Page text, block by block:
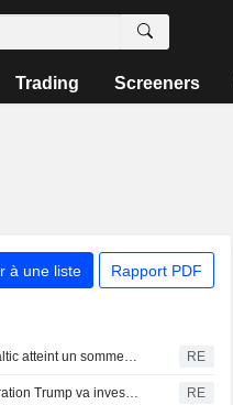
Trading Screeners
à une liste Rapport PDF
L'indice Baltic atteint un sommet de plus de deux mois et enregistre un gain hebdomadaire RE
L'administration Trump va investir 3 milliards de dollars dans des projets miniers pour renforcer les chaînes d'approvisionnement de la défense américaine RE